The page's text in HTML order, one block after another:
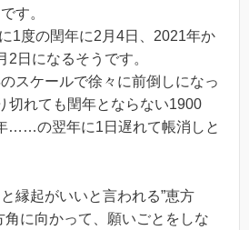
す。
1度の閏年に2月4日、2021年か
2日になるそうです。
スケールで徐々に前倒しになっ
切れても閏年とならない1900
……の翌年に1日遅れて帳消しと
縁起がいいと言われる”恵方
角に向かって、願いごとをしな